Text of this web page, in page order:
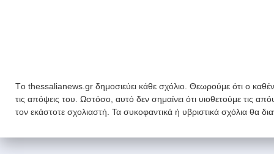
Tο thessalianews.gr δημοσιεύει κάθε σχόλιο. Θεωρούμε ότι ο
τις απόψεις του. Ωστόσο, αυτό δεν σημαίνει ότι υιοθετούμε τις
τον εκάστοτε σχολιαστή. Τα συκοφαντικά ή υβριστικά σχόλια θα